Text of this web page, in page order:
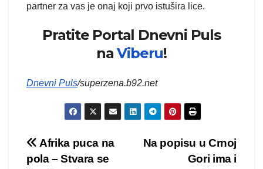
partner za vas je onaj koji prvo istušira lice.
Pratite Portal Dnevni Puls
naViberu!
Dnevni Puls/superzena.b92.net
Kretanje
Na popisu u Crnoj
Gori ima i
Afrika puca na
pola – Stvara se